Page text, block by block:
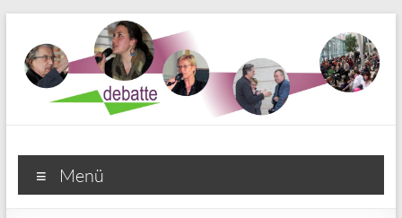
springen
Debatte e. V. Münster
Menü